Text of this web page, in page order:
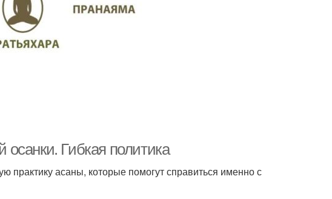
осанки. Гибкая политика
практику асаны, которые помогут справиться именно с